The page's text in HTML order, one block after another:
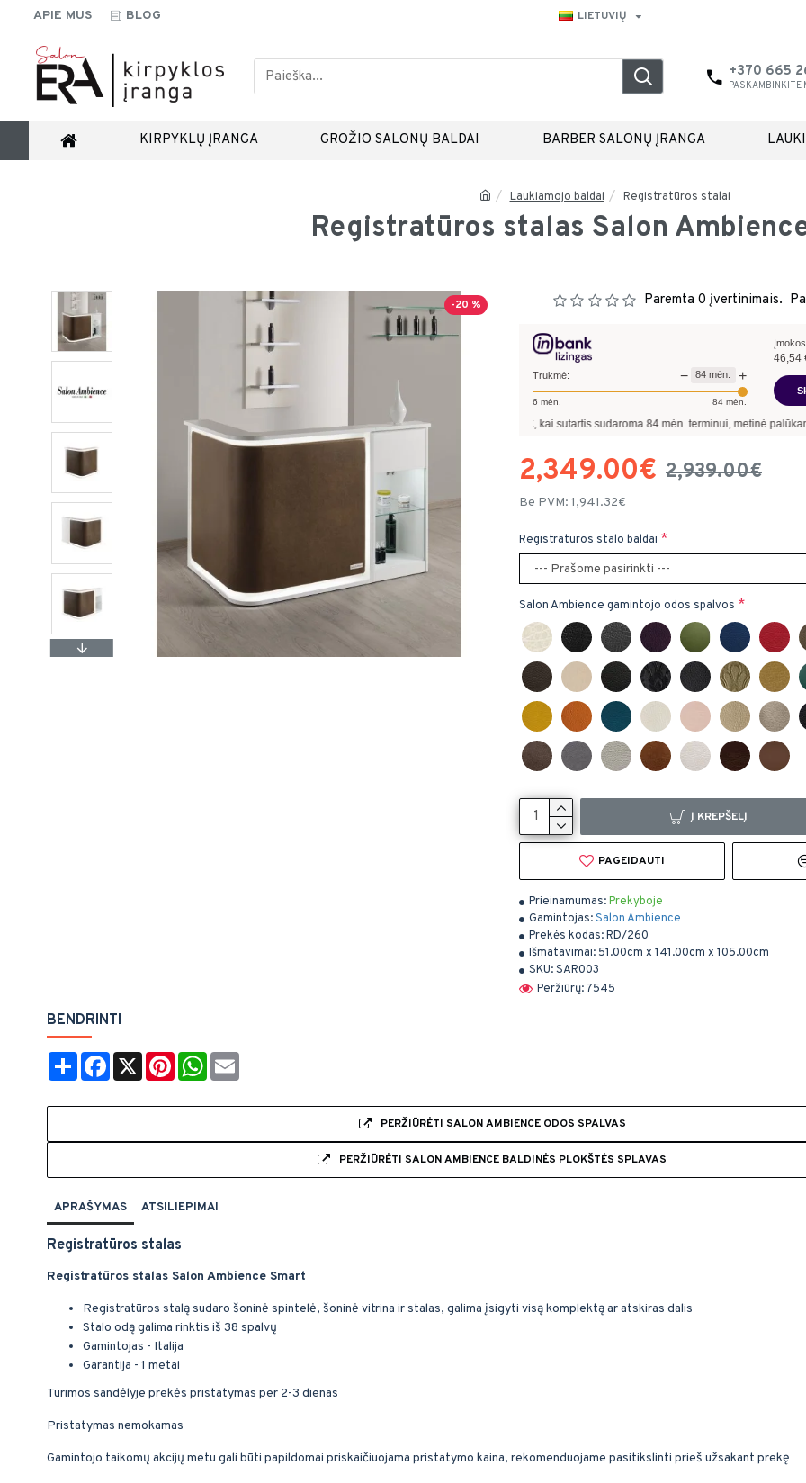
APIE MUS BLOG LIETUVIŲ
+370 665
PASKAMBINKITE
KIRPYKLŲ ĮRANGA GROŽIO SALONŲ BALDAI BARBER SALONŲ ĮRANGA
Laukiamojo baldai Registratūros stalai
Registratūros stalas Salon
-20 %
Prieinamumas:Prekyboje
Gamintojas:Salon Ambience
Prekės kodas:RD/260
Išmatavimai: 51.00cm x 141.00cm x 105.00cm
SKU:SAR003
Peržiūrų: 7545
Paremta 0 įvertinimais.
2,349.00€ 2,939.00€
Be PVM: 1,941.32€
Registraturos stalo baldai
Salon Ambience gamintojo odos spalvos
Trukmė: − 84 mėn. +
6 mėn. 84mėn.
46,54
Pavyzdžiui, skolinantis 2 349,00€, kai sutartis sudaroma 84 mėn. terminui, metinė palūkanų norma –8,90%,
Į KREPŠELĮ
PAGEIDAUTI
BENDRINTI
Share Facebook
X PinterestWhatsApp
PERŽIŪRĖTI SALON AMBIENCE ODOS SPALVAS
PERŽIŪRĖTI SALON AMBIENCE BALDINĖS PLOKŠTĖS SPLAVAS
APRAŠYMAS ATSILIEPIMAI
Registratūros stalas
Registratūros stalas Salon Ambience Smart
Registratūros stalą sudaro šoninė spintelė, šoninė vitrina ir stalas, galima įsigyti visą komplektą ar atskiras dalis
Stalo odą galima rinktis iš 38 spalvų
Gamintojas - Italija
Garantija - 1 metai
Turimos sandėlyje prekės pristatymas per 2-3 dienas
Pristatymas nemokamas
Gamintojo taikomų akcijų metu gali būti papildomai priskaičiuojama pristatymo kaina, rekomenduojame pasitikslinti prieš užsakant prekę